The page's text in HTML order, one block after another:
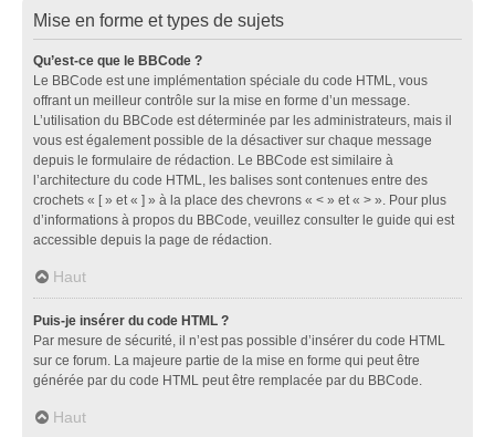
Mise en forme et types de sujets
Qu’est-ce que le BBCode ?
Le BBCode est une implémentation spéciale du code HTML, vous
offrant un meilleur contrôle sur la mise en forme d’un message.
L’utilisation du BBCode est déterminée par les administrateurs, mais il
vous est également possible de la désactiver sur chaque message
depuis le formulaire de rédaction. Le BBCode est similaire à
l’architecture du code HTML, les balises sont contenues entre des
crochets « [ » et « ] » à la place des chevrons « < » et « > ». Pour plus
d’informations à propos du BBCode, veuillez consulter le guide qui est
accessible depuis la page de rédaction.
Haut
Puis-je insérer du code HTML ?
Par mesure de sécurité, il n’est pas possible d’insérer du code HTML
sur ce forum. La majeure partie de la mise en forme qui peut être
générée par du code HTML peut être remplacée par du BBCode.
Haut